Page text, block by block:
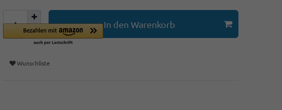
In den Warenkorb
Wunschliste